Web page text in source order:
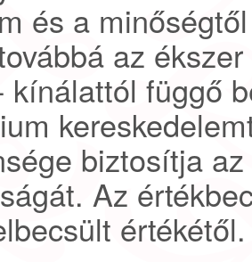
és a
az
kínálattól függő
biztosítja
Az
értékétől.